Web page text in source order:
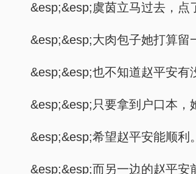
&esp;&esp;虞茵立马过去，点
&esp;&esp;大肉包子她打算留
&esp;&esp;也不知道赵平安
&esp;&esp;只要拿到户口本，
&esp;&esp;希望赵平安能顺利。
&esp;&esp;而另一边的赵平安